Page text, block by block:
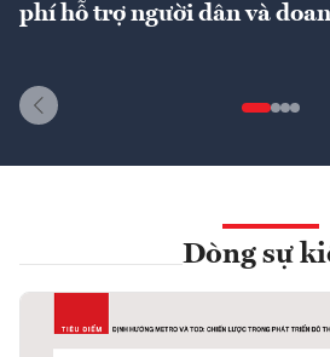
phí hỗ trợ người dân và
Dòng sự